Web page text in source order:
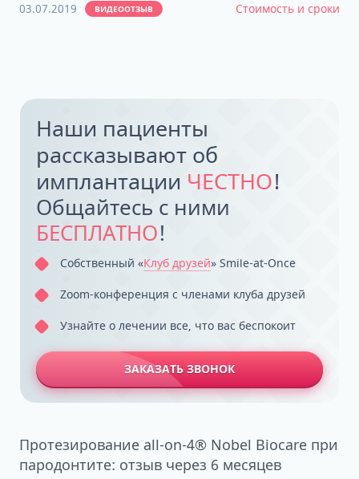
03.07.2019 ВИДЕООТЗЫВ Стоимость и сроки
Наши пациенты
рассказывают об
имплантации ЧЕСТНО!
Общайтесь с ними
БЕСПЛАТНО!
Собственный «Клуб друзей» Smile-at-Once
Zoom-конференция с членами клуба друзей
Узнайте о лечении все, что вас беспокоит
ЗАКАЗАТЬ ЗВОНОК
Протезирование all-on-4® Nobel Biocare при
пародонтите: отзыв через 6 месяцев